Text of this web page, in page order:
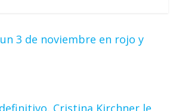
3 de noviembre en rojo y
Cristina Kirchner le